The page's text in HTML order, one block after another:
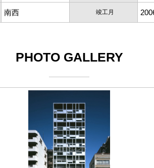
南西 竣工月
PHOTO GALLERY